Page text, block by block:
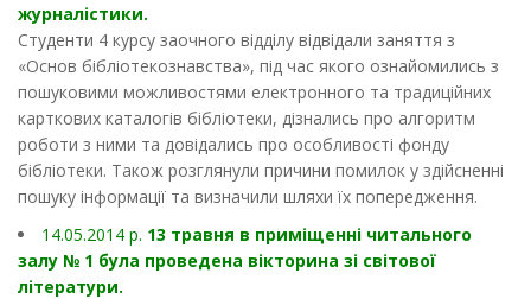
журналістики.
Студенти 4 курсу заочного відділу відвідали заняття з
«Основ бібліотекознавства», під час якого ознайомились з
пошуковими можливостями електронного та традиційних
карткових каталогів бібліотеки, дізнались про алгоритм
роботи з ними та довідались про особливості фонду
бібліотеки. Також розглянули причини помилок у здійсненні
пошуку інформації та визначили шляхи їх попередження.
14.05.2014 р. 13 травня в приміщенні читального
залу № 1 була проведена вікторина зі світової
літератури.